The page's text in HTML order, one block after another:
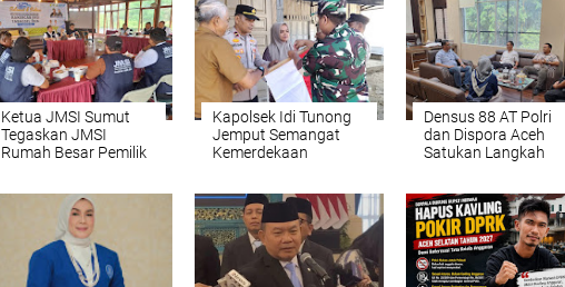
Ketua JMSI Sumut
Tegaskan JMSI
Rumah Besar Pemilik
Wartawan
Kapolsek Idi Tunong
Jemput Semangat
Kemerdekaan
Densus 88 AT Polri
dan Dispora Aceh
Satukan Langkah
IRET